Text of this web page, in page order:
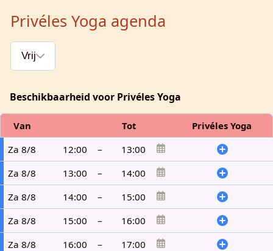
Privéles Yoga agenda
Vrij
Beschikbaarheid voor Privéles Yoga
Van Tot
Privéles Yoga
Za 8/8
12:00 –
13:00
Za 8/8
13:00 –
14:00
Za 8/8
14:00 –
15:00
Za 8/8
15:00 –
16:00
Za 8/8
16:00 –
17:00